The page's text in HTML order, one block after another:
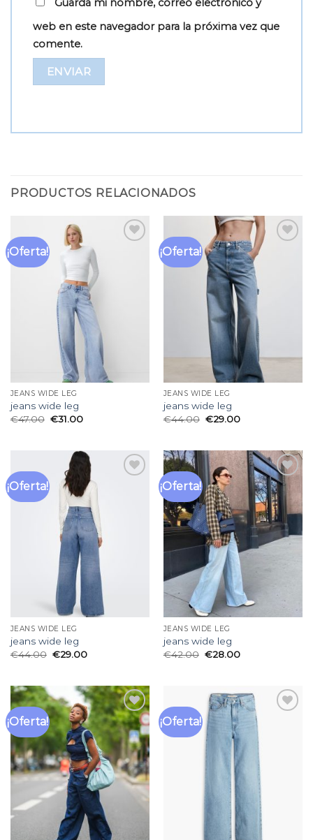
Guarda mi nombre, correo electrónico y
web en este navegador para la próxima vez que
comente.
PRODUCTOS RELACIONADOS
¡Oferta!
JEANS WIDE LEG
jeans wide leg
€47.00 €31.00
¡Oferta!
JEANS WIDE LEG
jeans wide leg
€44.00 €29.00
¡Oferta!
JEANS WIDE LEG
jeans wide leg
€44.00 €29.00
¡Oferta!
Añadir
a la
lista
de
deseos
JEANS WIDE LEG
jeans wide leg
€42.00 €28.00
¡Oferta!
Añadir
a la
lista
de
deseos
¡Oferta!